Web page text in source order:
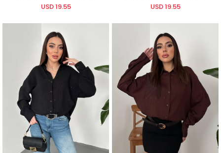
USD 19.55 USD 19.55